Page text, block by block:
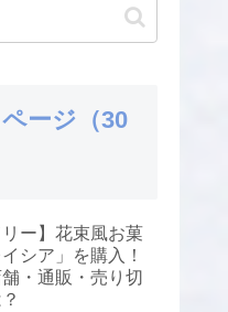
ージ（30
リー】花束風お菓
シア」を購入！
・通販・売り切